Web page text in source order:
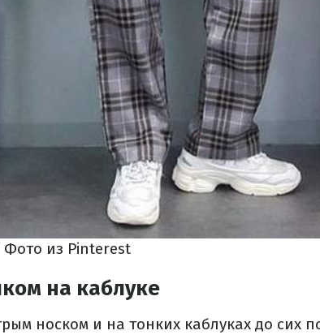
из Pinterest
на каблуке
носком и на тонких каблуках до сих